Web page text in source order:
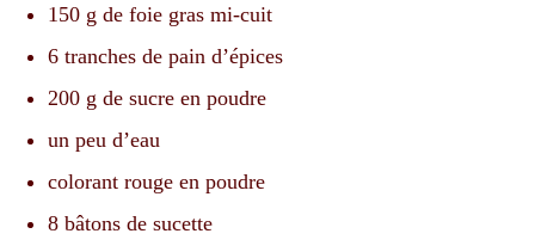
150 g de foie gras mi-cuit
6 tranches de pain d’épices
200 g de sucre en poudre
un peu d’eau
colorant rouge en poudre
8 bâtons de sucette